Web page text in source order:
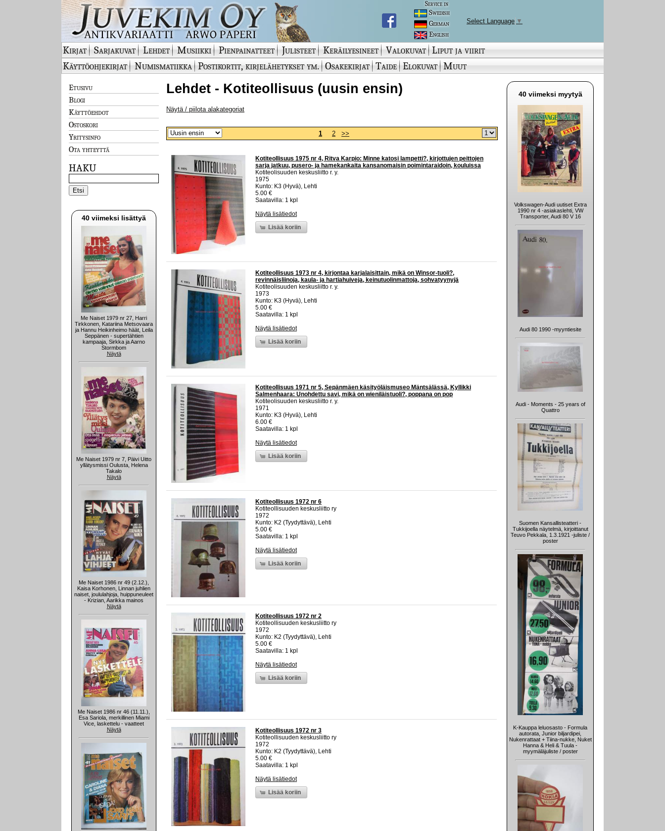
Service in
Swedish
German
English
Select Language ▼
Kirjat Sarjakuvat Lehdet Musiikki Pienpainatteet Julisteet Keräilyesineet Valokuvat Liput ja viirit
Käyttöohjekirjat
Numismatiikka Postikortit, kirjelähetykset ym. Osakekirjat Taide Elokuvat Muut
Etusivu
Blogi
Käyttöehdot
Ostoskori
Yritysinfo
Ota yhteyttä
HAKU
40 viimeksi lisättyä
Me Naiset 1979 nr 27, Harri
Tirkkonen, Katariina Metsovaara
ja Hannu Heikinheimo häät, Leila
Seppänen - supertähtien
kampaaja, Sirkka ja Aarno
Stormbom
Näytä
Me Naiset 1979 nr 7, Päivi Uitto
yllätysmissi Oulusta, Helena
Takalo
Näytä
Me Naiset 1986 nr 49 (2.12.),
Kaisa Korhonen, Linnan juhlien
naiset, joululahjoja, huippuneuleet
- Krizian, Aarikka mainos
Näytä
Me Naiset 1986 nr 46 (11.11.),
Esa Sariola, merkillinen Miami
Vice, laskettelu - vaatteet
Näytä
Lehdet - Kotiteollisuus (uusin ensin)
Näytä / piilota alakategoriat
1 2 >>
Kotiteollisuus 1975 nr 4, Ritva Karpio: Minne katosi lampetti?, kirjottujen peittojen
sarja jatkuu, pusero- ja hamekankaita kansanomaisin poimintaraidoin, kouluissa
Kotiteolisuuden keskusliitto r. y.
1975
Kunto: K3 (Hyvä), Lehti
5.00 €
Saatavilla: 1 kpl
Näytä lisätiedot
Lisää koriin
Kotiteollisuus 1973 nr 4, kirjontaa karjalaisittain, mikä on Winsor-tuoli?,
revinnäisliinoja, kaula- ja hartiahuiveja, keinutuolinmattoja, sohvatyynyjä
Kotiteolisuuden keskusliitto r. y.
1973
Kunto: K3 (Hyvä), Lehti
5.00 €
Saatavilla: 1 kpl
Näytä lisätiedot
Lisää koriin
Kotiteollisuus 1971 nr 5, Sepänmäen käsityöläismuseo Mäntsälässä, Kyllikki
Salmenhaara: Unohdettu savi, mikä on wieniläistuoli?, poppana on pop
Kotiteolisuuden keskusliitto r. y.
1971
Kunto: K3 (Hyvä), Lehti
6.00 €
Saatavilla: 1 kpl
Näytä lisätiedot
Lisää koriin
Kotiteollisuus 1972 nr 6
Kotiteollisuuden keskusliitto ry
1972
Kunto: K2 (Tyydyttävä), Lehti
5.00 €
Saatavilla: 1 kpl
Näytä lisätiedot
Lisää koriin
Kotiteollisuus 1972 nr 2
Kotiteollisuuden keskusliitto ry
1972
Kunto: K2 (Tyydyttävä), Lehti
5.00 €
Saatavilla: 1 kpl
Näytä lisätiedot
Lisää koriin
Kotiteollisuus 1972 nr 3
Kotiteollisuuden keskusliitto ry
1972
Kunto: K2 (Tyydyttävä), Lehti
5.00 €
Saatavilla: 1 kpl
Näytä lisätiedot
Lisää koriin
40 viimeksi myytyä
Volkswagen-Audi uutiset Extra
1990 nr 4 -asiakaslehti, VW
Transporter, Audi 80 V 16
Audi 80 1990 -myyntiesite
Audi - Moments - 25 years of
Quattro
Suomen Kansallisteatteri -
Tukkijoella näytelmä, kirjoittanut
Teuvo Pekkala, 1.3.1921 -juliste /
poster
K-Kauppa leluosasto - Formula
autorata, Junior biljardipei,
Nukenrattaat + Tiina-nukke, Nuket
Hanna & Heli & Tuula -
myymäläjuliste / poster